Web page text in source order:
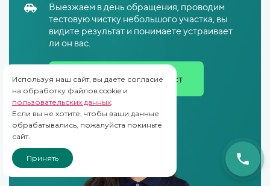
Выезжаем в день обращения, проводим
тестовую чистку небольшого участка, вы
видите результат и понимаете устраивает
ли он вас.
Записаться на клинтест
Используя наш сайт, вы даете согласие
на обработку файлов cookie и
пользовательских данных.
Если вы не хотите, чтобы ваши данные
обрабатывались, пожалуйста покиньте
сайт.
Принять